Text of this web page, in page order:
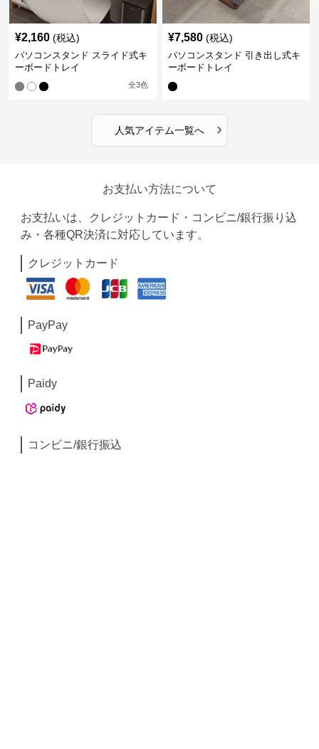
¥2,160 (税込)
パソコンスタンド スライド式キ
ーボードトレイ
全3色
¥7,580 (税込)
パソコンスタンド 引き出し式キ
ーボードトレイ
人気アイテム一覧へ ›
お支払い方法について
お支払いは、クレジットカード・コンビニ/銀行振り込
み・各種QR決済に対応しています。
クレジットカード
PayPay
Paidy
コンビニ/銀行振込